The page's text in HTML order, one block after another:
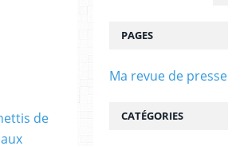
PAGES
Ma revue de presse
CATÉGORIES